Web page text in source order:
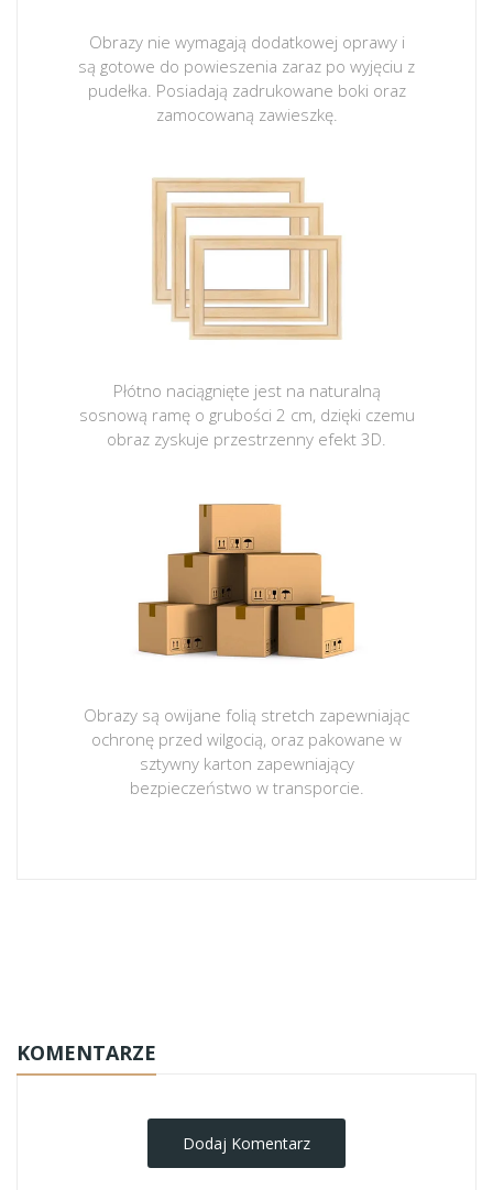
Obrazy nie wymagają dodatkowej oprawy i
są gotowe do powieszenia zaraz po wyjęciu z
pudełka. Posiadają zadrukowane boki oraz
zamocowaną zawieszkę.
Płótno naciągnięte jest na naturalną
sosnową ramę o grubości 2 cm, dzięki czemu
obraz zyskuje przestrzenny efekt 3D.
Obrazy są owijane folią stretch zapewniając
ochronę przed wilgocią, oraz pakowane w
sztywny karton zapewniający
bezpieczeństwo w transporcie.
KOMENTARZE
Dodaj Komentarz